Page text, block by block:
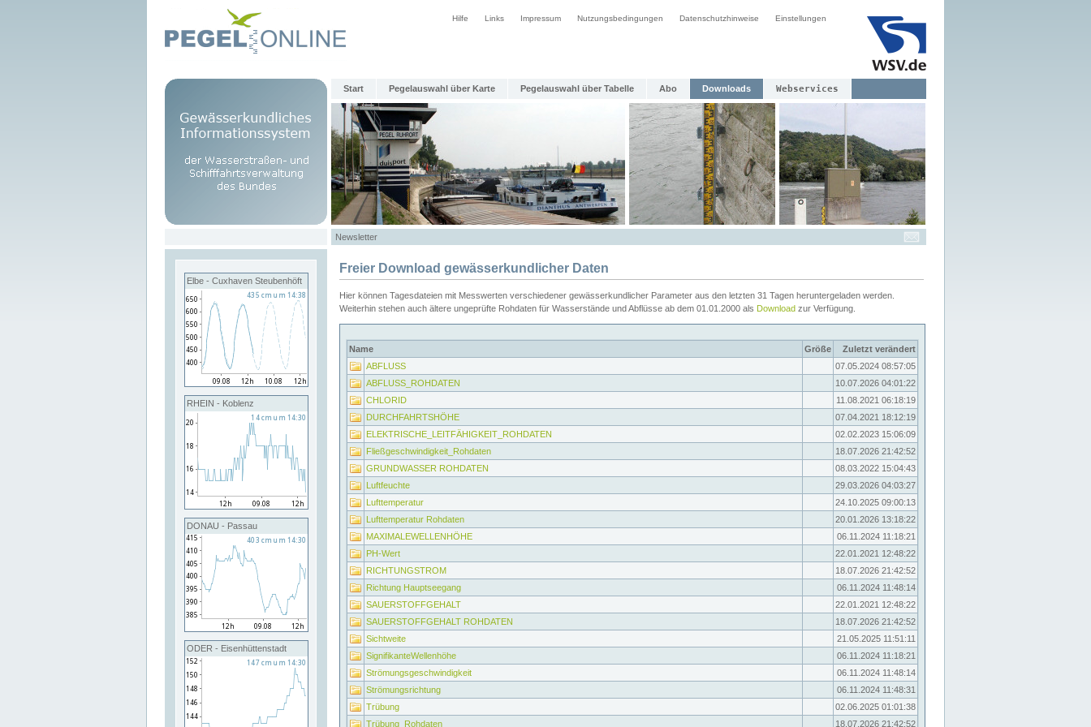
Hilfe Links Impressum Nutzungsbedingungen Datenschutzhinweise Einstellungen
Start Pegelauswahl über Karte Pegelauswahl über Tabelle Abo Downloads Webservices
Newsletter
Elbe - Cuxhaven Steubenhöft
RHEIN - Koblenz
DONAU - Passau
ODER - Eisenhüttenstadt
Freier Download gewässerkundlicher Daten
Hier können Tagesdateien mit Messwerten verschiedener gewässerkundlicher Parameter aus den letzten 31 Tagen heruntergeladen werden.
Weiterhin stehen auch ältere ungeprüfte Rohdaten für Wasserstände und Abflüsse ab dem 01.01.2000 als Download zur Verfügung.
Name Größe
Zuletzt verändert
ABFLUSS
07.05.2024 08:57:05
ABFLUSS_ROHDATEN
10.07.2026 04:01:22
CHLORID
11.08.2021 06:18:19
DURCHFAHRTSHÖHE
07.04.2021 18:12:19
ELEKTRISCHE_LEITFÄHIGKEIT_ROHDATEN
02.02.2023 15:06:09
Fließgeschwindigkeit_Rohdaten
18.07.2026 21:42:52
GRUNDWASSER ROHDATEN
08.03.2022 15:04:43
Luftfeuchte
29.03.2026 04:03:27
Lufttemperatur
24.10.2025 09:00:13
Lufttemperatur Rohdaten
20.01.2026 13:18:22
MAXIMALEWELLENHÖHE
06.11.2024 11:18:21
PH-Wert
22.01.2021 12:48:22
RICHTUNGSTROM
18.07.2026 21:42:52
Richtung Hauptseegang
06.11.2024 11:48:14
SAUERSTOFFGEHALT
22.01.2021 12:48:22
SAUERSTOFFGEHALT ROHDATEN
18.07.2026 21:42:52
Sichtweite
21.05.2025 11:51:11
SignifikanteWellenhöhe
06.11.2024 11:18:21
Strömungsgeschwindigkeit
06.11.2024 11:48:14
Strömungsrichtung
06.11.2024 11:48:31
Trübung
02.06.2025 01:01:38
Trübung_Rohdaten
18.07.2026 21:42:52